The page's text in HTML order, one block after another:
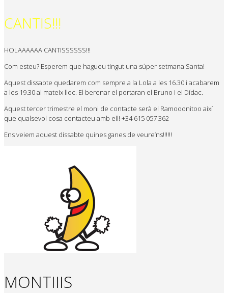
CANTIS!!!
HOLAAAAAA CANTISSSSSS!!!
Com esteu? Esperem que hagueu tingut una súper setmana Santa!
Aquest dissabte quedarem com sempre a la Lola a les 16.30 i acabarem
a les 19.30 al mateix lloc. El berenar el portaran el Bruno i el Dídac.
Aquest tercer trimestre el moni de contacte serà el Ramooonitoo així
que qualsevol cosa contacteu amb ell! +34 615 057 362
Ens veiem aquest dissabte quines ganes de veure’ns!!!!!!
MONTIIIS